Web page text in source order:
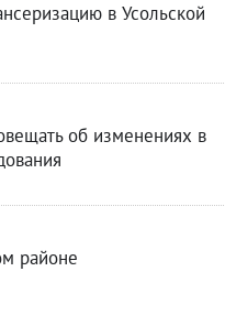
в Усольской
об изменениях в
районе